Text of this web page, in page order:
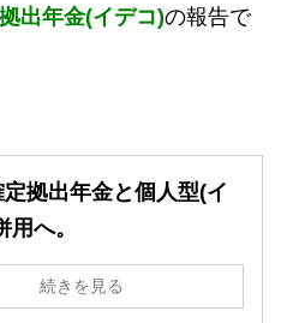
出年金(イデコ)の報告で
拠出年金と個人型(イ
用へ。
続きを見る